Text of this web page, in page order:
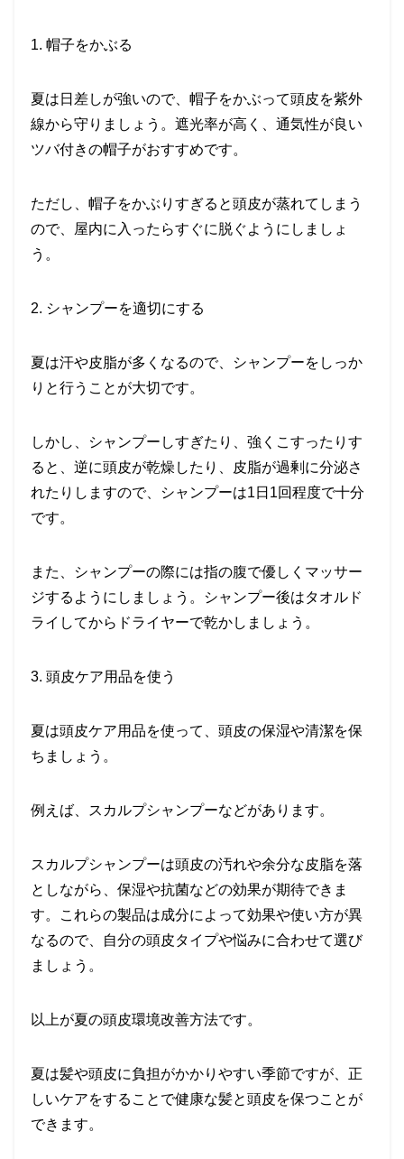
1. 帽子をかぶる
夏は日差しが強いので、帽子をかぶって頭皮を紫外
線から守りましょう。遮光率が高く、通気性が良い
ツバ付きの帽子がおすすめです。
ただし、帽子をかぶりすぎると頭皮が蒸れてしまう
ので、屋内に入ったらすぐに脱ぐようにしましょ
う。
2. シャンプーを適切にする
夏は汗や皮脂が多くなるので、シャンプーをしっか
りと行うことが大切です。
しかし、シャンプーしすぎたり、強くこすったりす
ると、逆に頭皮が乾燥したり、皮脂が過剰に分泌さ
れたりしますので、シャンプーは1 日 1回程度で十分
です。
また、シャンプーの際には指の腹で優しくマッサー
ジするようにしましょう。シャンプー後はタオルド
ライしてからドライヤーで乾かしましょう。
3. 頭皮ケア用品を使う
夏は頭皮ケア用品を使って、頭皮の保湿や清潔を保
ちましょう。
例えば、スカルプシャンプーなどがあります。
スカルプシャンプーは頭皮の汚れや余分な皮脂を落
としながら、保湿や抗菌などの効果が期待できま
す。これらの製品は成分によって効果や使い方が異
なるので、自分の頭皮タイプや悩みに合わせて選び
ましょう。
以上が夏の頭皮環境改善方法です。
夏は髪や頭皮に負担がかかりやすい季節ですが、正
しいケアをすることで健康な髪と頭皮を保つことが
できます。